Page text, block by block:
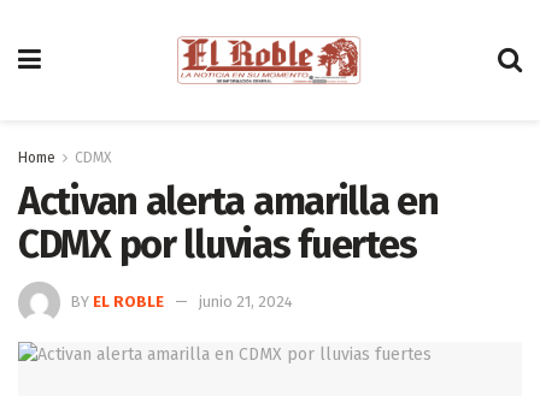
Home CDMX
Activan alerta amarilla en
CDMX por lluvias fuertes
BY EL ROBLE junio 21, 2024